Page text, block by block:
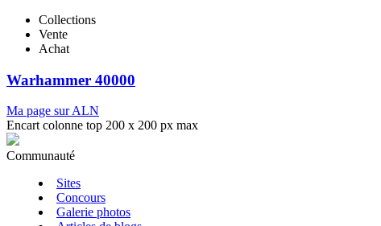
Collections
Vente
Achat
Warhammer 40000
Ma page sur ALN
Encart colonne top 200 x 200 px max
Communauté
Sites
Concours
Galerie photos